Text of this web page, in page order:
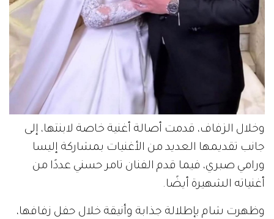
وخلال الزفاف، قدمت أصالة أغنية خاصة لابنتها، إلى
جانب تقديمها العديد من الأغنيات بمشاركة إليسا
ورامي صبري، فيما قدم الفنان تامر حسني عددًا من
أغنياته الشهيرة أيضًا.
وظهرت شام بإطلالة جذابة وأنيقة خلال حفل زفافها،